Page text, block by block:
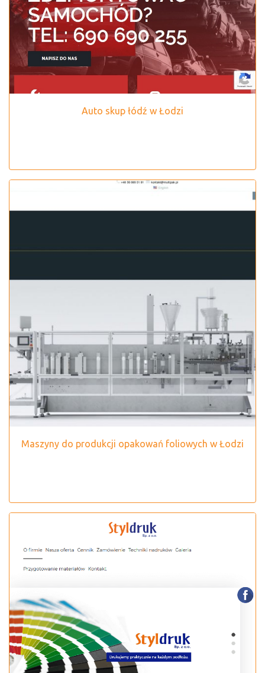
Auto skup łódź w Łodzi
Maszyny do produkcji opakowań foliowych w Łodzi